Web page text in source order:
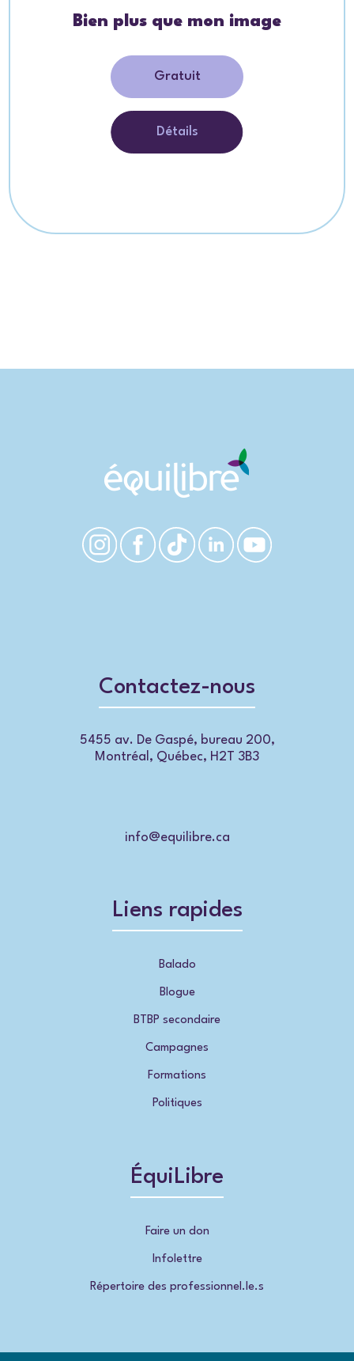
Bien plus que mon image
Gratuit
Détails
Contactez-nous
5455 av. De Gaspé, bureau 200,
Montréal, Québec, H2T 3B3
info@equilibre.ca
Liens rapides
Balado
Blogue
BTBP secondaire
Campagnes
Formations
Politiques
ÉquiLibre
Faire un don
Infolettre
Répertoire des professionnel.le.s